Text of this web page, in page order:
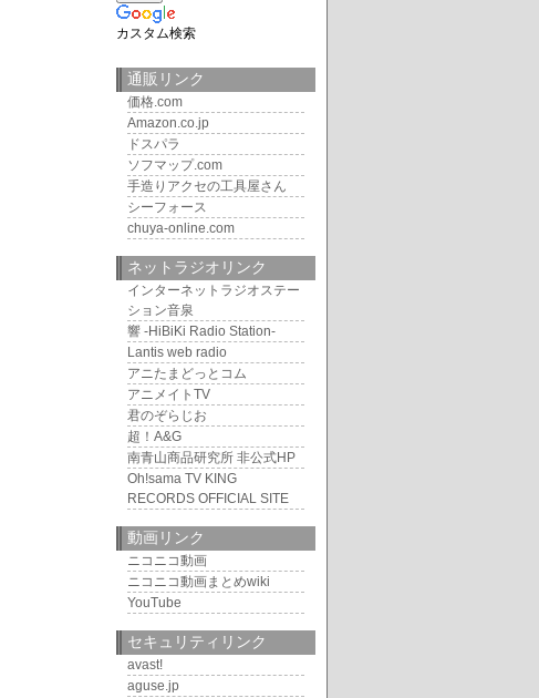
カスタム検索
通販リンク
価格.com
Amazon.co.jp
ドスパラ
ソフマップ.com
手造りアクセの工具屋さん
シーフォース
chuya-online.com
ネットラジオリンク
インターネットラジオステー
ション音泉
響 -HiBiKi Radio Station-
Lantis web radio
アニたまどっとコム
アニメイトTV
君のぞらじお
超！A&G
南青山商品研究所 非公式HP
Oh!sama TV KING
RECORDS OFFICIAL SITE
動画リンク
ニコニコ動画
ニコニコ動画まとめwiki
YouTube
セキュリティリンク
avast!
aguse.jp